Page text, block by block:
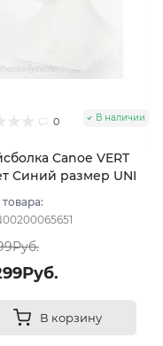
0 В наличии
Canoe VERT
Синий размер UNI
В корзину